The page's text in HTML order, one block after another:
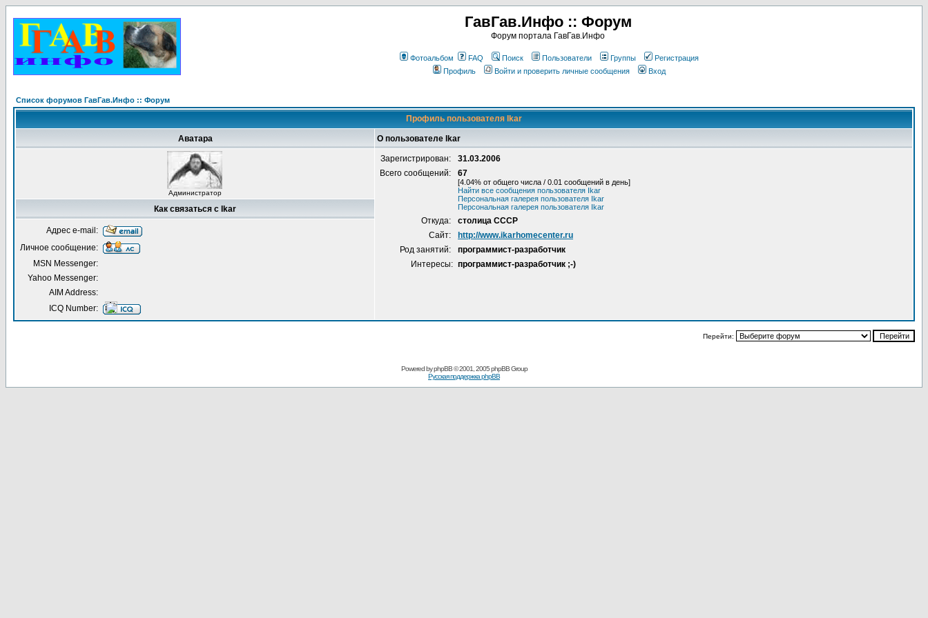
ГавГав.Инфо :: Форум
Форум портала ГавГав.Инфо
Фотоальбом FAQ Поиск Пользователи Группы
Регистрация
Профиль
Войти и проверить личные сообщения Вход
Список форумов ГавГав.Инфо :: Форум
Профиль пользователя Ikar
Аватара О пользователе Ikar
Администратор
Зарегистрирован:
31.03.2006
Всего сообщений:
67
[4.04% от общего числа / 0.01 сообщений в день]
Найти все сообщения пользователя Ikar
Персональная галерея пользователя Ikar
Персональная галерея пользователя Ikar
Откуда:
столица СССР
Сайт:
http://www.ikarhomecenter.ru
Род занятий:
программист-разработчик
Интересы: программист-разработчик ;-)
Как связаться с Ikar
Адрес e-mail:
Личное сообщение:
MSN Messenger:
Yahoo Messenger:
AIM Address:
ICQ Number:
Перейти:
Powered byphpBB© 2001, 2005 phpBB Group
Русская поддержка phpBB